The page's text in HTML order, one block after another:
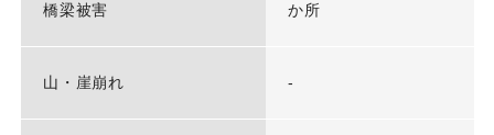
橋梁被害 か所
山・崖崩れ -